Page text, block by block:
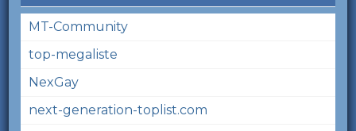
MT-Community
top-megaliste
NexGay
next-generation-toplist.com